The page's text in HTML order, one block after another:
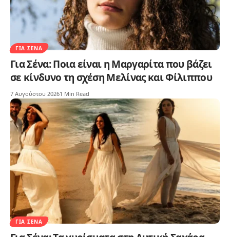
ΓΙΑ ΣΈΝΑ
Για Σένα: Ποια είναι η Μαργαρίτα που βάζει
σε κίνδυνο τη σχέση Μελίνας και Φίλιππου
7 Αυγούστου 20261 Min Read
ΓΙΑ ΣΈΝΑ